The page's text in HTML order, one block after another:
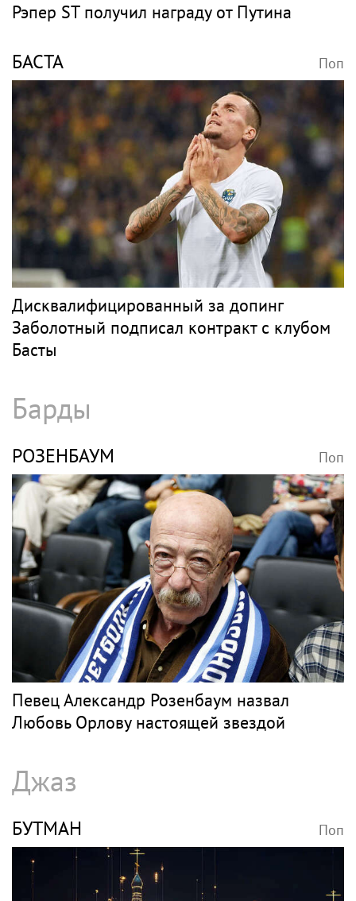
Рэпер ST получил награду от Путина
БАСТА Поп
Дисквалифицированный за допинг
Заболотный подписал контракт с клубом
Басты
Барды
РОЗЕНБАУМ Поп
Певец Александр Розенбаум назвал
Любовь Орлову настоящей звездой
Джаз
БУТМАН Поп